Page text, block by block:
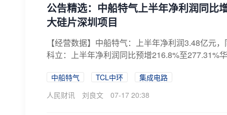
公告精选：中船特气上半年净利润同比
大硅片深圳项目
【经营数据】中船特气：上半年净利润3.48亿元
科立：上半年净利润同比预增216.8%至277.31%
中船特气 TCL中环
集成电路
人民财讯
刘良文 07-17 20:38